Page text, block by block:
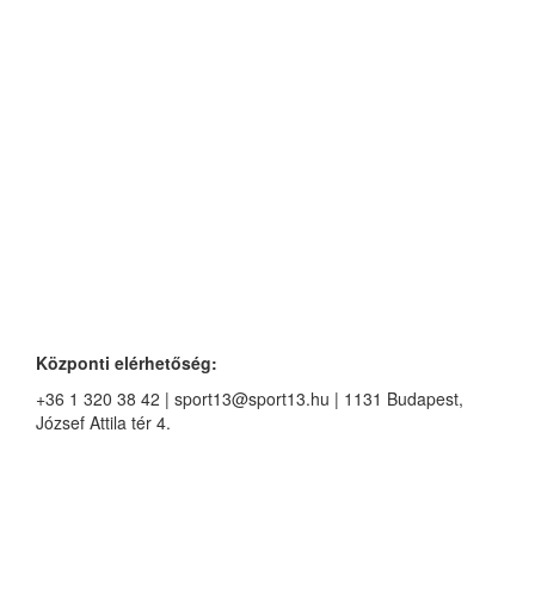
Központi elérhetőség:
+36 1 320 38 42 | sport13@sport13.hu | 1131 Budapest,
József Attila tér 4.